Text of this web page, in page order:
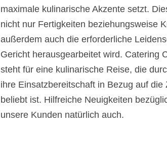
maximale kulinarische Akzente setzt.
nicht nur Fertigkeiten beziehungsweise
außerdem auch die erforderliche
Gericht herausgearbeitet wird. Catering
steht für eine kulinarische Reise, die
ihre Einsatzbereitschaft in Bezug auf
beliebt ist. Hilfreiche Neuigkeiten
unsere Kunden natürlich auch.